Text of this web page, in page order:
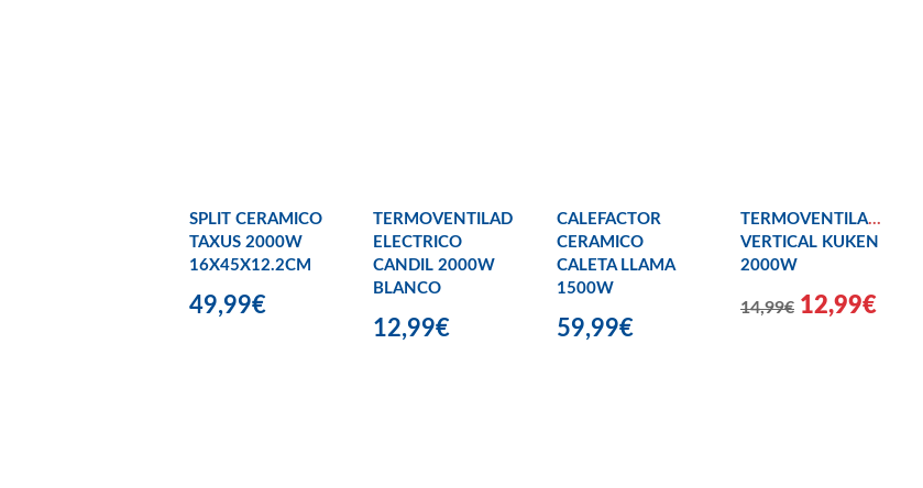
SPLIT CERAMICO
TAXUS 2000W
16X45X12.2CM
49,99€
TERMOVENTILAD
ELECTRICO
CANDIL 2000W
BLANCO
12,99€
CALEFACTOR
CERAMICO
CALETA LLAMA
1500W
59,99€
TERMOVENTILADOR
VERTICAL KUKEN
2000W
14,99€ 12,99€